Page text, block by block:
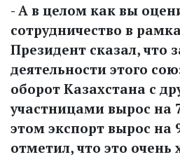
- А в целом как вы
сотрудничество в
Президент сказал, что
деятельности этого
оборот Казахстана с
участницами вырос на
этом экспорт вырос на
отметил, что это очень